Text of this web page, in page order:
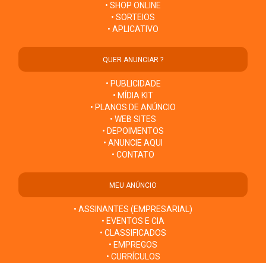
• SHOP ONLINE
• SORTEIOS
• APLICATIVO
QUER ANUNCIAR ?
• PUBLICIDADE
• MÍDIA KIT
• PLANOS DE ANÚNCIO
• WEB SITES
• DEPOIMENTOS
• ANUNCIE AQUI
• CONTATO
MEU ANÚNCIO
• ASSINANTES (EMPRESARIAL)
• EVENTOS E CIA
• CLASSIFICADOS
• EMPREGOS
• CURRÍCULOS